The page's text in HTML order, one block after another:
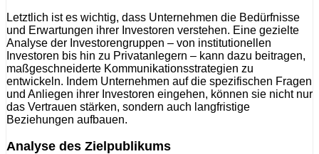
Letztlich ist es wichtig, dass Unternehmen die Bedürfnisse
und Erwartungen ihrer Investoren verstehen. Eine gezielte
Analyse der Investorengruppen – von institutionellen
Investoren bis hin zu Privatanlegern – kann dazu beitragen,
maßgeschneiderte Kommunikationsstrategien zu
entwickeln. Indem Unternehmen auf die spezifischen Fragen
und Anliegen ihrer Investoren eingehen, können sie nicht nur
das Vertrauen stärken, sondern auch langfristige
Beziehungen aufbauen.
Analyse des Zielpublikums